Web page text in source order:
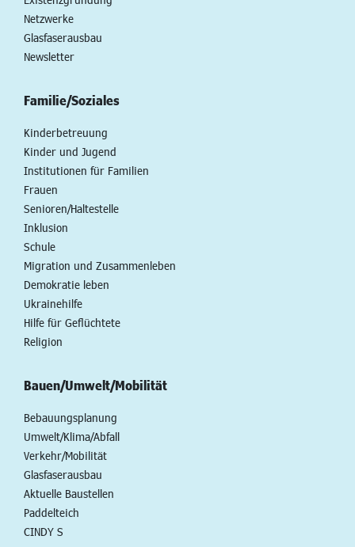
Netzwerke
Glasfaserausbau
Newsletter
Familie/Soziales
Kinderbetreuung
Kinder und Jugend
Institutionen für Familien
Frauen
Senioren/Haltestelle
Inklusion
Schule
Migration und Zusammenleben
Demokratie leben
Ukrainehilfe
Hilfe für Geflüchtete
Religion
Bauen/Umwelt/Mobilität
Bebauungsplanung
Umwelt/Klima/Abfall
Verkehr/Mobilität
Glasfaserausbau
Aktuelle Baustellen
Paddelteich
CINDY S